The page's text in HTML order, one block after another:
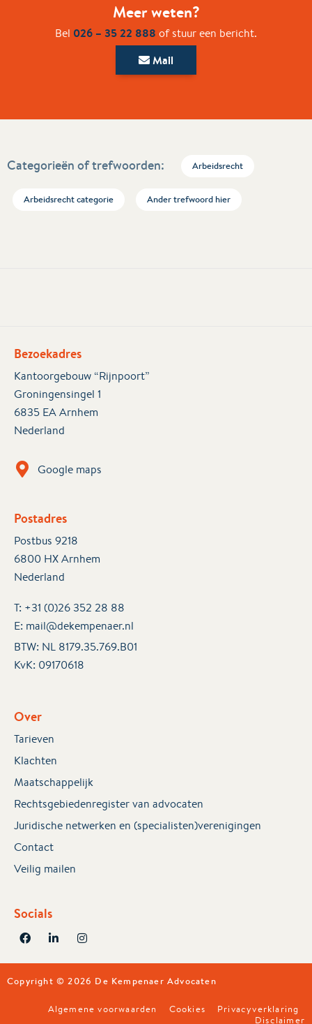
Meer weten?
Bel 026 – 35 22 888 of stuur een bericht.
Mail
Categorieën of trefwoorden: Arbeidsrecht
Arbeidsrecht categorie Ander trefwoord hier
Bezoekadres
Kantoorgebouw “Rijnpoort”
Groningensingel 1
6835 EA Arnhem
Nederland
Google maps
Postadres
Postbus 9218
6800 HX Arnhem
Nederland
T: +31 (0)26 352 28 88
E: mail@dekempenaer.nl
BTW: NL 8179.35.769.B01
KvK: 09170618
Over
Tarieven
Klachten
Maatschappelijk
Rechtsgebiedenregister van advocaten
Juridische netwerken en (specialisten)verenigingen
Contact
Veilig mailen
Socials
Copyright © 2026 De Kempenaer Advocaten
Algemene voorwaarden Cookies
Privacyverklaring
Disclaimer